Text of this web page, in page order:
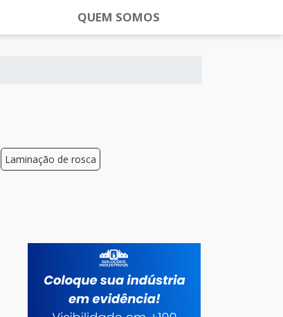
QUEM SOMOS
Laminação de rosca